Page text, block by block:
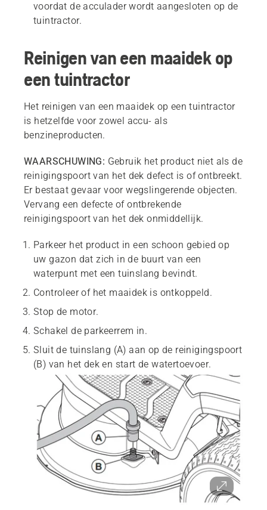
voordat de acculader wordt aangesloten op de
tuintractor.
Reinigen van een maaidek op
een tuintractor
Het reinigen van een maaidek op een tuintractor
is hetzelfde voor zowel accu- als
benzineproducten.
WAARSCHUWING: Gebruik het product niet als de
reinigingspoort van het dek defect is of ontbreekt.
Er bestaat gevaar voor wegslingerende objecten.
Vervang een defecte of ontbrekende
reinigingspoort van het dek onmiddellijk.
Parkeer het product in een schoon gebied op
uw gazon dat zich in de buurt van een
waterpunt met een tuinslang bevindt.
Controleer of het maaidek is ontkoppeld.
Stop de motor.
Schakel de parkeerrem in.
Sluit de tuinslang (A) aan op de reinigingspoort
(B) van het dek en start de watertoevoer.